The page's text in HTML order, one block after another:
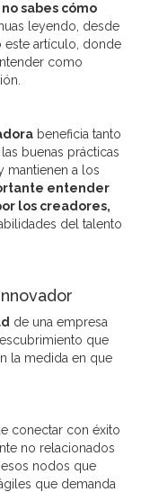
sabes cómo
leyendo, desde
este artículo, donde
como
beneficia tanto
buenas prácticas
mantienen a los
entender
los creadores,
del talento
de una empresa
que
la medida en que
conectar con éxito
no relacionados
nodos que
que demanda